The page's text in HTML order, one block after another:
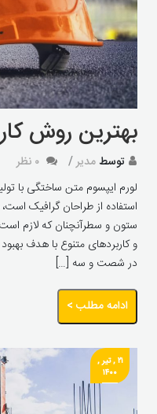
بهترین روش کار
توسطمدیر
۰ نظر
لورم ایپسوم متن ساختگی با
استفاده از طراحان گرافیک
ستون و سطرآنچنان که لازم
و کاربردهای متنوع با هدف
در شصت و سه […]
ادامه مطلب >
۲۱ , تیر ,
۱۴۰۰